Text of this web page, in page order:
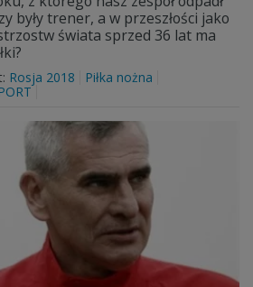
były trener, a w przeszłości jako
świata sprzed 36 lat ma
Rosja 2018
Piłka nożna